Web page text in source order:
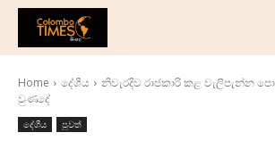
දේශීය
ජාත්‍යන්තර
ව්‍යාපාරික
Home දේශීය
නිවැරදිව රාජකාරි කළ වැලිපැන්න
වුණදේ
දේශීය පුවත්